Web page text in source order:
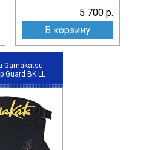
5 700 р.
В корзину
Gamakatsu
Guard BK LL